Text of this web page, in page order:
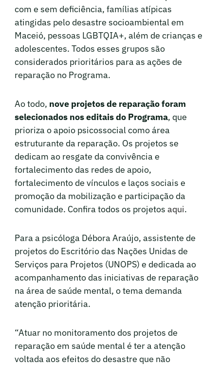
com e sem deficiência, famílias atípicas
atingidas pelo desastre socioambiental em
Maceió, pessoas LGBTQIA+, além de crianças e
adolescentes. Todos esses grupos são
considerados prioritários para as ações de
reparação no Programa.
Ao todo, nove projetos de reparação foram
selecionados nos editais do Programa, que
prioriza o apoio psicossocial como área
estruturante da reparação. Os projetos se
dedicam ao resgate da convivência e
fortalecimento das redes de apoio,
fortalecimento de vínculos e laços sociais e
promoção da mobilização e participação da
comunidade. Confira todos os projetos aqui.
Para a psicóloga Débora Araújo, assistente de
projetos do Escritório das Nações Unidas de
Serviços para Projetos (UNOPS) e dedicada ao
acompanhamento das iniciativas de reparação
na área de saúde mental, o tema demanda
atenção prioritária.
“Atuar no monitoramento dos projetos de
reparação em saúde mental é ter a atenção
voltada aos efeitos do desastre que não